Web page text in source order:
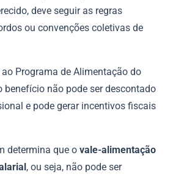
deve seguir as regras
ou convenções coletivas de
Programa de Alimentação do
benefício não pode ser descontado
e pode gerar incentivos fiscais
determina que o vale-alimentação
, ou seja, não pode ser